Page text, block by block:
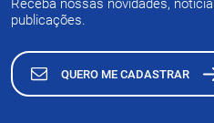
Receba nossas novidades,
publicações.
QUERO ME CADASTRAR